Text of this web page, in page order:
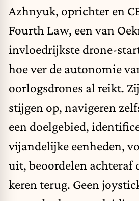
Azhnyuk, oprichter en
Fourth Law, een van
invloedrijkste drone-
hoe ver de autonomie
oorlogsdrones al reikt.
stijgen op, navigeren
een doelgebied,
vijandelijke eenheden,
uit, beoordelen achteraf
keren terug. Geen